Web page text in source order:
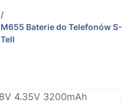
M655 Baterie do Telefonów S-
Tell